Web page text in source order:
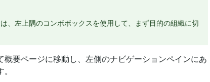
、左上隅のコンボボックスを使用して、まず目的の組織に切
概要ページに移動し、左側のナビゲーションペインにあ